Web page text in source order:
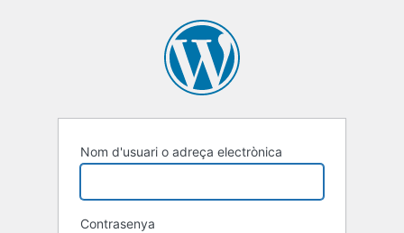
Nom d'usuari o adreça electrònica
Contrasenya